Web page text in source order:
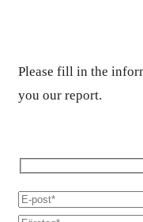
Please fill in the
you our report.